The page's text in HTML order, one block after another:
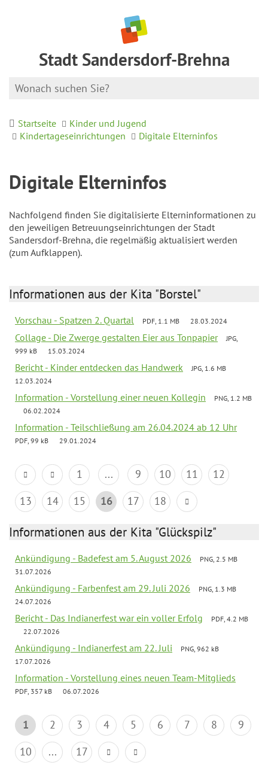
Stadt Sandersdorf-Brehna
Startseite
Kinder und Jugend
Kindertageseinrichtungen
Digitale Elterninfos
Digitale Elterninfos
Nachfolgend finden Sie digitalisierte Elterninformationen zu
den jeweiligen Betreuungseinrichtungen der Stadt
Sandersdorf-Brehna, die regelmäßig aktualisiert werden
(zum Aufklappen).
Informationen aus der Kita "Borstel"
Vorschau - Spatzen 2. Quartal PDF, 1.1 MB 28.03.2024
Collage - Die Zwerge gestalten Eier aus Tonpapier
JPG,
999 kB
15.03.2024
Bericht - Kinder entdecken das Handwerk
JPG, 1.6 MB
12.03.2024
Information - Vorstellung einer neuen Kollegin
PNG, 1.2 MB
06.02.2024
Information - Teilschließung am 26.04.2024 ab 12 Uhr
PDF, 99 kB 29.01.2024
1 ... 9 10 11
12
13
14 15 16 17 18
Informationen aus der Kita "Glückspilz"
Ankündigung - Badefest am 5. August 2026
PNG, 2.5 MB
31.07.2026
Ankündigung - Farbenfest am 29. Juli 2026
PNG, 1.3 MB
24.07.2026
Bericht - Das Indianerfest war ein voller Erfolg
PDF, 4.2 MB
22.07.2026
Ankündigung - Indianerfest am 22. Juli
PNG, 962 kB
17.07.2026
Information - Vorstellung eines neuen Team-Mitglieds
PDF, 357 kB 06.07.2026
1 2 3 4 5 6 7 8
9
10
... 17